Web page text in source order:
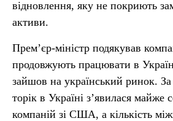
відновлення, яку не покриють
активи.
Прем’єр-міністр подякував
продовжують працювати в
зайшов на український ринок.
торік в Україні з’явилася майже
компаній зі США, а кількість